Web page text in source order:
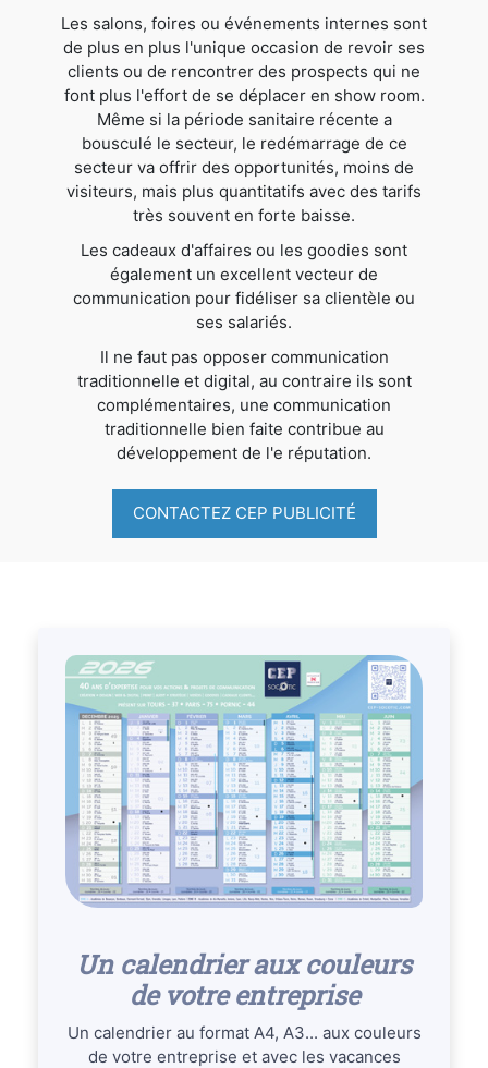
Les salons, foires ou événements internes sont
de plus en plus l'unique occasion de revoir ses
clients ou de rencontrer des prospects qui ne
font plus l'effort de se déplacer en show room.
Même si la période sanitaire récente a
bousculé le secteur, le redémarrage de ce
secteur va offrir des opportunités, moins de
visiteurs, mais plus quantitatifs avec des tarifs
très souvent en forte baisse.
Les cadeaux d'affaires ou les goodies sont
également un excellent vecteur de
communication pour fidéliser sa clientèle ou
ses salariés.
Il ne faut pas opposer communication
traditionnelle et digital, au contraire ils sont
complémentaires, une communication
traditionnelle bien faite contribue au
développement de l'e réputation.
CONTACTEZ CEP PUBLICITÉ
Un calendrier aux couleurs
de votre entreprise
Un calendrier au format A4, A3... aux couleurs
de votre entreprise et avec les vacances